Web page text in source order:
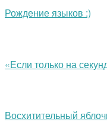
Рождение языков :)
«Если только на
Восхитительный